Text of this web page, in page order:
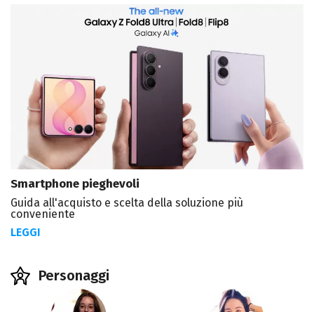
Smartphone pieghevoli
Guida all'acquisto e scelta della soluzione più
conveniente
LEGGI
Personaggi